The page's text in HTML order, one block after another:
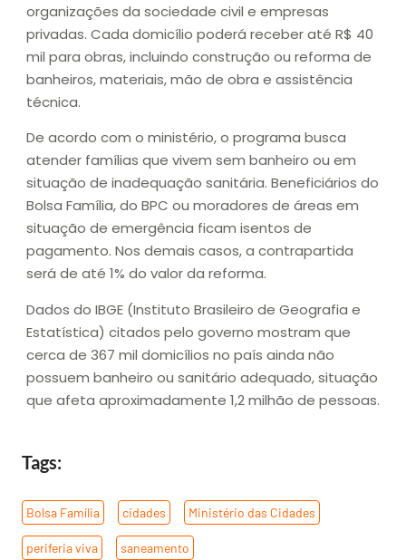
organizações da sociedade civil e empresas
privadas. Cada domicílio poderá receber até R$ 40
mil para obras, incluindo construção ou reforma de
banheiros, materiais, mão de obra e assistência
técnica.
De acordo com o ministério, o programa busca
atender famílias que vivem sem banheiro ou em
situação de inadequação sanitária. Beneficiários do
Bolsa Família, do BPC ou moradores de áreas em
situação de emergência ficam isentos de
pagamento. Nos demais casos, a contrapartida
será de até 1% do valor da reforma.
Dados do IBGE (Instituto Brasileiro de Geografia e
Estatística) citados pelo governo mostram que
cerca de 367 mil domicílios no país ainda não
possuem banheiro ou sanitário adequado, situação
que afeta aproximadamente 1,2 milhão de pessoas.
Tags:
Bolsa Família cidades Ministério das Cidades
periferia viva saneamento